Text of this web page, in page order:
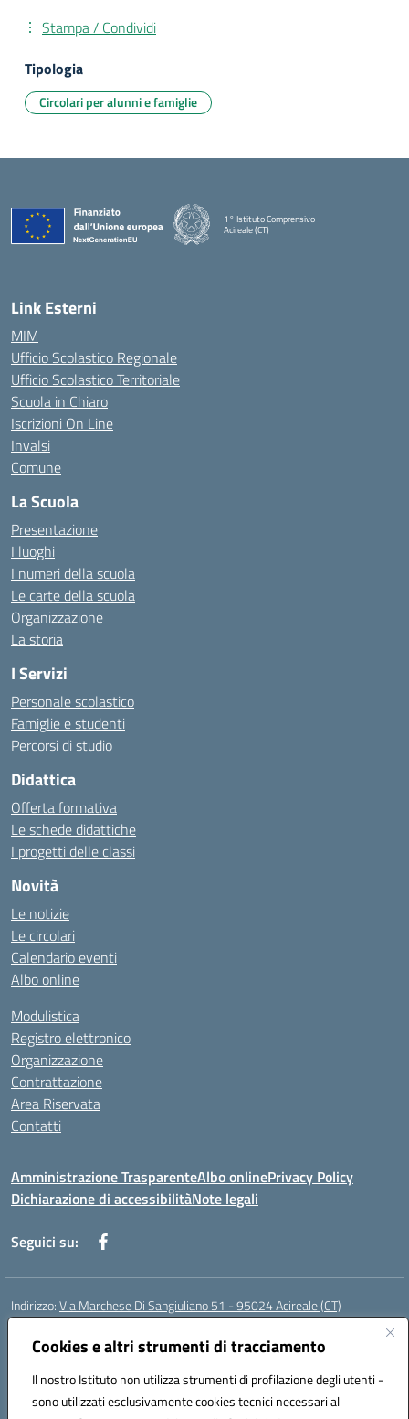
Cookies e altri strumenti di tracciamento
Il nostro Istituto non utilizza strumenti di profilazione degli utenti -
sono utilizzati esclusivamente cookies tecnici necessari al
Stampa / Condividi
Tipologia
Circolari per alunni e famiglie
1° Istituto Comprensivo
Acireale (CT)
Link Esterni
MIM
Ufficio Scolastico Regionale
Ufficio Scolastico Territoriale
Scuola in Chiaro
Iscrizioni On Line
Invalsi
Comune
La Scuola
Presentazione
I luoghi
I numeri della scuola
Le carte della scuola
Organizzazione
La storia
I Servizi
Personale scolastico
Famiglie e studenti
Percorsi di studio
Didattica
Offerta formativa
Le schede didattiche
I progetti delle classi
Novità
Le notizie
Le circolari
Calendario eventi
Albo online
Modulistica
Registro elettronico
Organizzazione
Contrattazione
Area Riservata
Contatti
Amministrazione TrasparenteAlbo onlinePrivacy Policy
Dichiarazione di accessibilitàNote legali
Seguici su:
Indirizzo:Via Marchese Di Sangiuliano 51 - 95024 Acireale (CT)
Centralino:
Posta elettronica certificata (PEC):ctic8at00b@pec.istruzione.it
Codice fiscale: 81001970870
Codice meccanografico:CTIC8AT00B